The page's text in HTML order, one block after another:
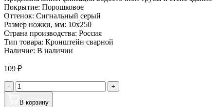
Покрытие: Порошковое
Оттенок: Сигнальный серый
Размер ножки, мм: 10x250
Страна производства: Россия
Тип товара: Кронштейн сварной
Наличие: В наличии
109 ₽
-
Количество
товара
Кронштейн
+
В корзину